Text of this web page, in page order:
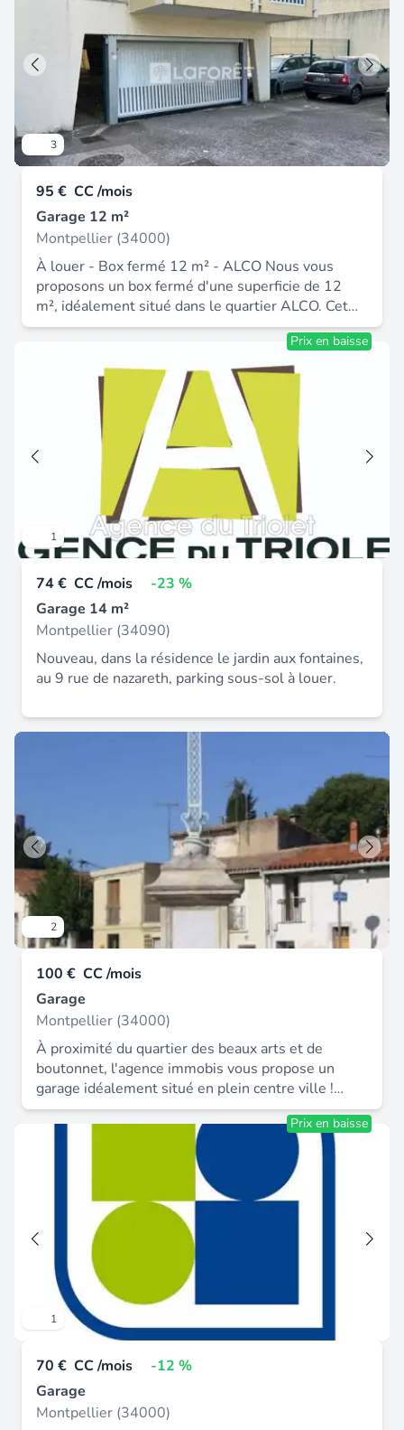
3
95 € CC /mois
Garage 12 m²
Montpellier (34000)
À louer - Box fermé 12 m² - ALCO Nous vous
proposons un box fermé d'une superficie de 12
m², idéalement situé dans le quartier ALCO. Cet
espace peut être utilisé aussi bien pour le
stationnement d'un véhicule (voiture, moto) que
pour du stockage. Usage commercial interdit.
Disponible dès le 9 avril 2026.
1
Prix en baisse
74 € CC /mois
-23 %
Garage 14 m²
Montpellier (34090)
Nouveau, dans la résidence le jardin aux fontaines,
au 9 rue de nazareth, parking sous-sol à louer.
2
100 € CC /mois
Garage
Montpellier (34000)
À proximité du quartier des beaux arts et de
boutonnet, l'agence immobis vous propose un
garage idéalement situé en plein centre ville !
Contactez immobis au 04 67 60 31 60 pour plus
d'informations. Loyer : 100 € / mois soit 300 € /
trimestre. Loyer : 100.00 € * honoraires charge
locataire : 100 € ttc dépôt de garantie : 200 €.
1
Prix en baisse
70 € CC /mois
-12 %
Garage
Montpellier (34000)